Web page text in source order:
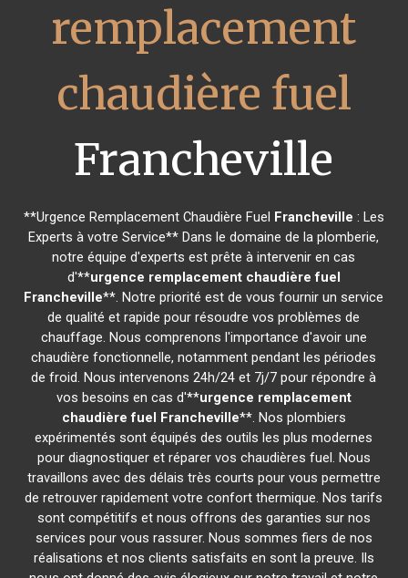
remplacement
chaudière fuel
Francheville
**Urgence Remplacement Chaudière Fuel Francheville : Les
Experts à votre Service** Dans le domaine de la plomberie,
notre équipe d'experts est prête à intervenir en cas
d'**urgence remplacement chaudière fuel
Francheville**. Notre priorité est de vous fournir un service
de qualité et rapide pour résoudre vos problèmes de
chauffage. Nous comprenons l'importance d'avoir une
chaudière fonctionnelle, notamment pendant les périodes
de froid. Nous intervenons 24h/24 et 7j/7 pour répondre à
vos besoins en cas d'**urgence remplacement
chaudière fuel Francheville**. Nos plombiers
expérimentés sont équipés des outils les plus modernes
pour diagnostiquer et réparer vos chaudières fuel. Nous
travaillons avec des délais très courts pour vous permettre
de retrouver rapidement votre confort thermique. Nos tarifs
sont compétitifs et nous offrons des garanties sur nos
services pour vous rassurer. Nous sommes fiers de nos
réalisations et nos clients satisfaits en sont la preuve. Ils